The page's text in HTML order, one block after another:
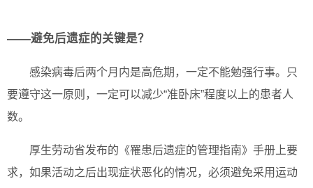
——避免后遗症的关键是？
感染病毒后两个月内是高危期，一定不能勉强行事。只
要遵守这一原则，一定可以减少“准卧床”程度以上的患者人
数。
厚生劳动省发布的《罹患后遗症的管理指南》手册上要
求，如果活动之后出现症状恶化的情况，必须避免采用运动